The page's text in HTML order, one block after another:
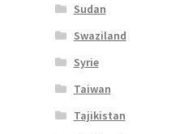
Sudan
Swaziland
Syrie
Taiwan
Tajikistan